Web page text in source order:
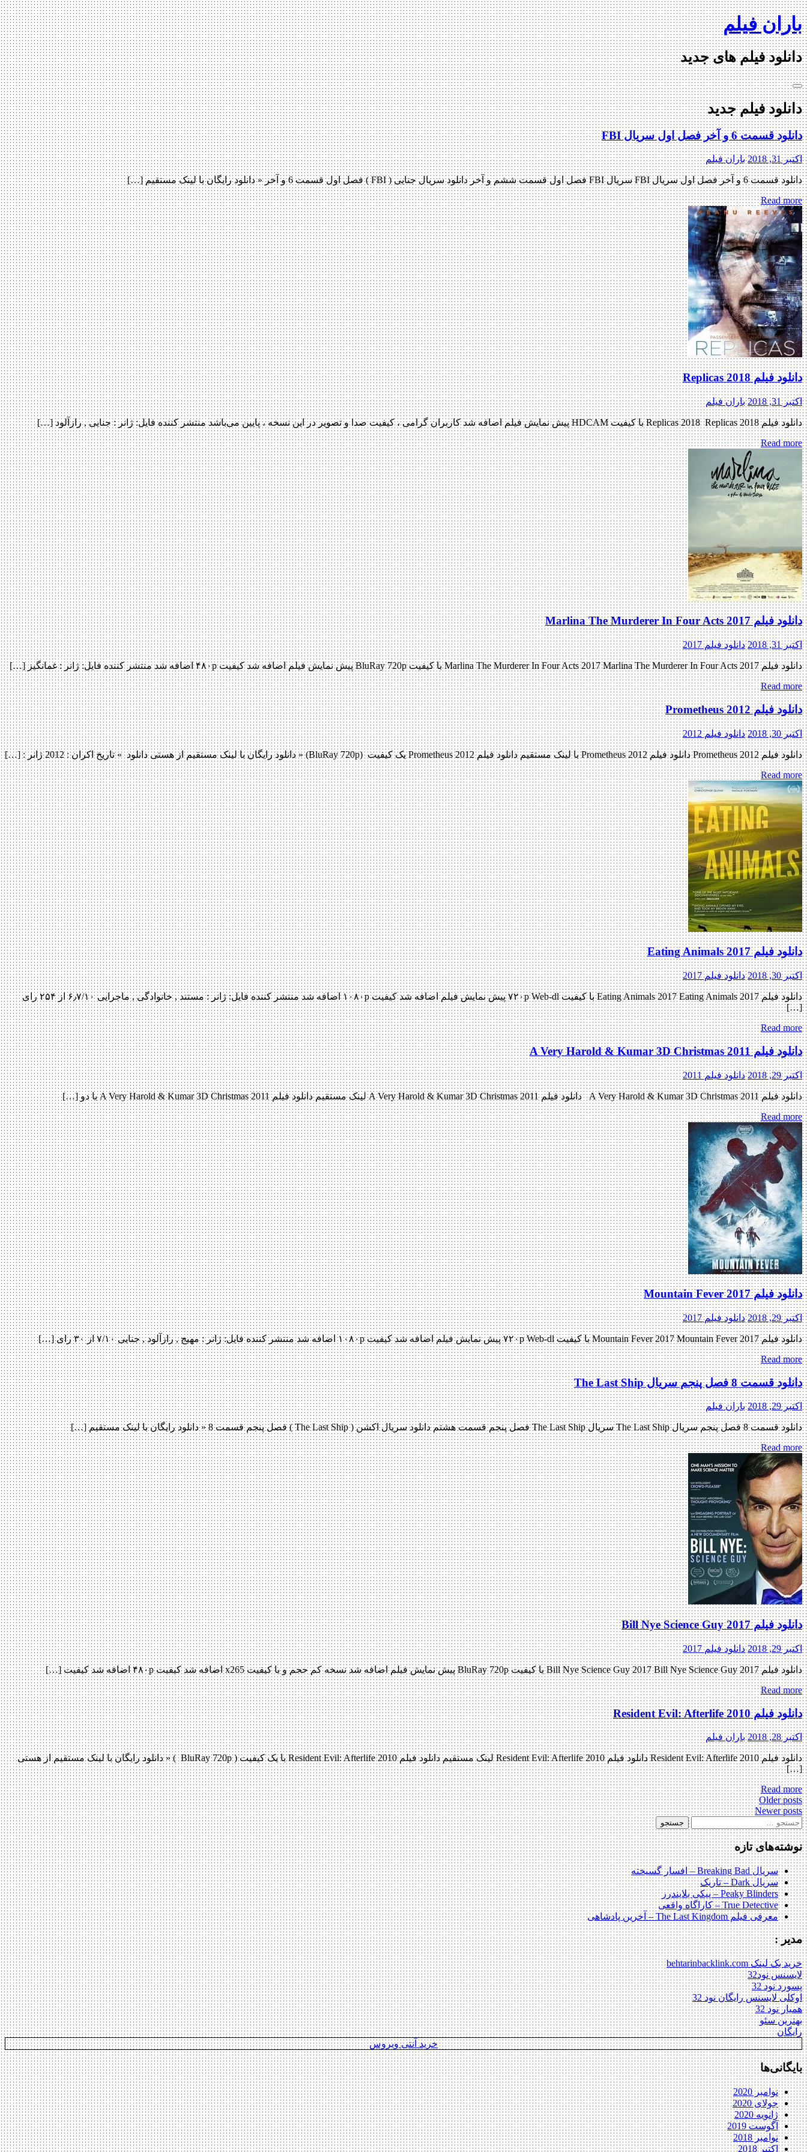
Skip
to
content
باران فیلم
دانلود فیلم های جدید
دانلود فیلم جدید
دانلود قسمت 6 و آخر فصل اول سریال FBI
اکتبر 31, 2018 باران فیلم
دانلود قسمت 6 و آخر فصل اول سریال FBI سریال FBI فصل اول قسمت ششم و آخر دانلود سریال جنایی ( FBI ) فصل اول قسمت 6 و آخر « دانلود رایگان با لینک مستقیم […]
Read more
دانلود فیلم Replicas 2018
اکتبر 31, 2018 باران فیلم
دانلود فیلم Replicas 2018 Replicas 2018 با کیفیت HDCAM پیش نمایش فیلم اضافه شد کاربران گرامی ، کیفیت صدا و تصویر در این نسخه ، پایین می‌باشد منتشر کننده فایل: ژانر : جنایی , رازآلود […]
Read more
دانلود فیلم Marlina The Murderer In Four Acts 2017
اکتبر 31, 2018 دانلود فیلم 2017
دانلود فیلم Marlina The Murderer In Four Acts 2017 Marlina The Murderer In Four Acts 2017 با کیفیت BluRay 720p پیش نمایش فیلم اضافه شد کیفیت ۴۸۰p اضافه شد منتشر کننده فایل: ژانر : غم‎انگیز […]
Read more
دانلود فیلم Prometheus 2012
اکتبر 30, 2018 دانلود فیلم 2012
دانلود فیلم Prometheus 2012 دانلود فیلم Prometheus 2012 با لینک مستقیم دانلود فیلم Prometheus 2012 یک کیفیت (BluRay 720p) « دانلود رایگان با لینک مستقیم از هستی دانلود » تاریخ اکران : 2012 ژانر : […]
Read more
دانلود فیلم Eating Animals 2017
اکتبر 30, 2018 دانلود فیلم 2017
دانلود فیلم Eating Animals 2017 Eating Animals 2017 با کیفیت ۷۲۰p Web-dl پیش نمایش فیلم اضافه شد کیفیت ۱۰۸۰p اضافه شد منتشر کننده فایل: ژانر : مستند , خانوادگی , ماجرایی ۶٫۷/۱۰ از ۲۵۴ رای
[…]
Read more
دانلود فیلم A Very Harold & Kumar 3D Christmas 2011
اکتبر 29, 2018 دانلود فیلم 2011
دانلود فیلم A Very Harold & Kumar 3D Christmas 2011 دانلود فیلم A Very Harold & Kumar 3D Christmas 2011 لینک مستقیم دانلود فیلم A Very Harold & Kumar 3D Christmas 2011 با دو […]
Read more
دانلود فیلم Mountain Fever 2017
اکتبر 29, 2018 دانلود فیلم 2017
دانلود فیلم Mountain Fever 2017 Mountain Fever 2017 با کیفیت ۷۲۰p Web-dl پیش نمایش فیلم اضافه شد کیفیت ۱۰۸۰p اضافه شد منتشر کننده فایل: ژانر : مهیج , رازآلود , جنایی ۷/۱۰ از ۳۰ رای […]
Read more
دانلود قسمت 8 فصل پنجم سریال The Last Ship
اکتبر 29, 2018 باران فیلم
دانلود قسمت 8 فصل پنجم سریال The Last Ship سریال The Last Ship فصل پنجم قسمت هشتم دانلود سریال اکشن ( The Last Ship ) فصل پنجم قسمت 8 « دانلود رایگان با لینک مستقیم […]
Read more
دانلود فیلم Bill Nye Science Guy 2017
اکتبر 29, 2018 دانلود فیلم 2017
دانلود فیلم Bill Nye Science Guy 2017 Bill Nye Science Guy 2017 با کیفیت BluRay 720p پیش نمایش فیلم اضافه شد نسخه کم حجم و با کیفیت x265 اضافه شد کیفیت ۴۸۰p اضافه شد کیفیت […]
Read more
دانلود فیلم Resident Evil: Afterlife 2010
اکتبر 28, 2018 باران فیلم
دانلود فیلم Resident Evil: Afterlife 2010 دانلود فیلم Resident Evil: Afterlife 2010 لینک مستقیم دانلود فیلم Resident Evil: Afterlife 2010 با یک کیفیت ( BluRay 720p ) « دانلود رایگان با لینک مستقیم از هستی
[…]
Read more
Posts
navigation
Older posts
Newer posts
جستجو
برای:
نوشته‌های تازه
سریال Breaking Bad – افسار گسیخته
سریال Dark – تاریک
Peaky Blinders – پیکی بلایندرز
True Detective – کاراگاه واقعی
معرفی فیلم The Last Kingdom – آخرین پادشاهی
مدیر :
خرید بک لینک behtarinbacklink.com
لایسنس نود32
پسورد نود 32
اوکلی لایسنس رایگان نود 32
همیار نود 32
بهترین سئو
رایگان
خرید آنتی ویروس
بایگانی‌ها
نوامبر 2020
جولای 2020
ژانویه 2020
آگوست 2019
نوامبر 2018
اکتبر 2018